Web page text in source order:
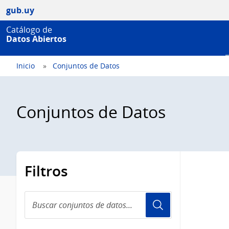
gub.uy
Catálogo de
Datos Abiertos
Inicio Conjuntos de Datos
Conjuntos de Datos
Filtros
conjuntos
de